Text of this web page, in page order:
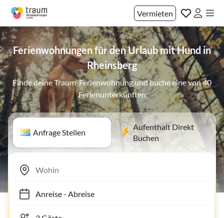
Vermieten
Ferienwohnungen für den Urlaub mit Hund in
Rheinsberg
Finde deine Traum-Ferienwohnung und buche eine von 40
Ferienunterkünften
Anfrage Stellen
Aufenthalt Direkt
Buchen
Anreise- Abreise